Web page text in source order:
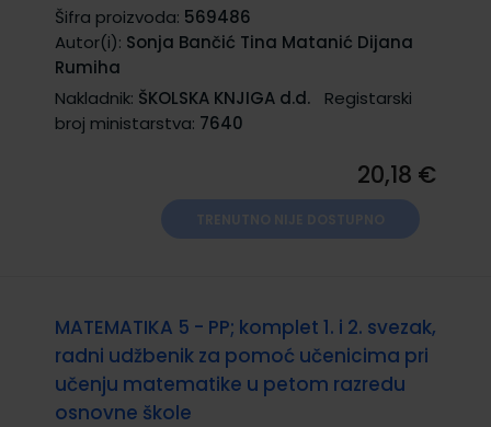
Šifra proizvoda: 569486
Autor(i): Sonja Bančić Tina Matanić Dijana
Rumiha
Nakladnik: ŠKOLSKA KNJIGA d.d.
Registarski
broj ministarstva: 7640
20,18 €
MATEMATIKA 5 - PP; komplet 1. i 2. svezak,
radni udžbenik za pomoć učenicima pri
učenju matematike u petom razredu
osnovne škole